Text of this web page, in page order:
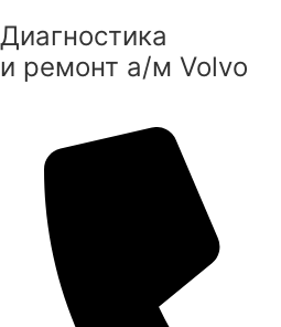
Диагностика
и ремонт а/м Volvo